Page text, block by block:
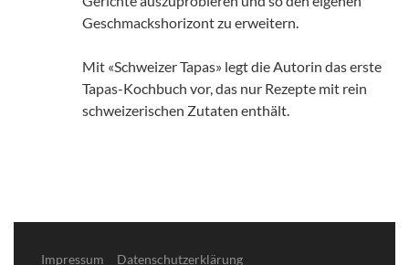
Geschmackshorizont zu erweitern.
Mit «Schweizer Tapas» legt die Autorin das erste
Tapas-Kochbuch vor, das nur Rezepte mit rein
schweizerischen Zutaten enthält.
Impressum Datenschutzerklärung